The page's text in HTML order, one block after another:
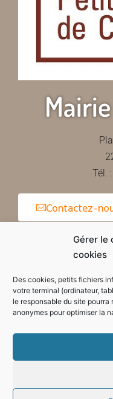
Gérer le
cookies
Des cookies, petits fichiers
votre terminal (ordinateur,
le responsable du site
anonymes pour optimiser la
Tél.
Contactez-
Horaires